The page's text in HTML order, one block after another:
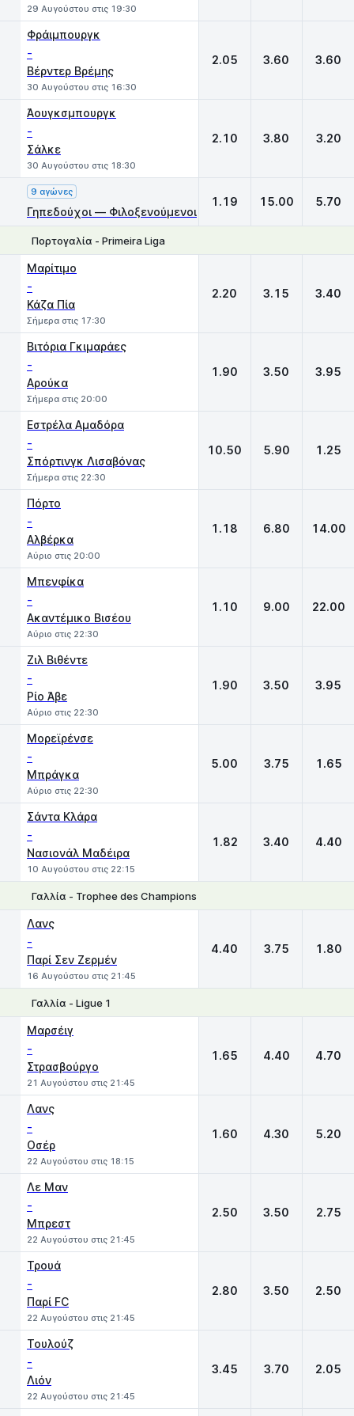
29 Αυγούστου στις 19:30
Φράιμπουργκ
-
Βέρντερ Βρέμης
30 Αυγούστου στις 16:30
2.05 3.60 3.60
Άουγκσμπουργκ
-
Σάλκε
30 Αυγούστου στις 18:30
2.10 3.80 3.20
9 αγώνες
Γηπεδούχοι — Φιλοξενούμενοι
1.19 15.00 5.70
Πορτογαλία - Primeira Liga
Μαρίτιμο
-
Κάζα Πία
Σήμερα στις 17:30
2.20 3.15 3.40
Βιτόρια Γκιμαράες
-
Αρούκα
Σήμερα στις 20:00
1.90 3.50 3.95
Εστρέλα Αμαδόρα
-
Σπόρτινγκ Λισαβόνας
Σήμερα στις 22:30
10.50 5.90 1.25
Πόρτο
-
Αλβέρκα
Αύριο στις 20:00
1.18 6.80 14.00
Μπενφίκα
-
Ακαντέμικο Βισέου
Αύριο στις 22:30
1.10 9.00 22.00
Ζιλ Βιθέντε
-
Ρίο Άβε
Αύριο στις 22:30
1.90 3.50 3.95
Μορεϊρένσε
-
Μπράγκα
Αύριο στις 22:30
5.00 3.75 1.65
Σάντα Κλάρα
-
Νασιονάλ Μαδέιρα
10 Αυγούστου στις 22:15
1.82 3.40 4.40
Γαλλία - Trophee des Champions
Λανς
-
Παρί Σεν Ζερμέν
16 Αυγούστου στις 21:45
4.40 3.75 1.80
Γαλλία - Ligue 1
Μαρσέιγ
-
Στρασβούργο
21 Αυγούστου στις 21:45
1.65 4.40 4.70
Λανς
-
Οσέρ
22 Αυγούστου στις 18:15
1.60 4.30 5.20
Λε Μαν
-
Μπρεστ
22 Αυγούστου στις 21:45
2.50 3.50 2.75
Τρουά
-
Παρί FC
22 Αυγούστου στις 21:45
2.80 3.50 2.50
Τουλούζ
-
Λιόν
22 Αυγούστου στις 21:45
3.45 3.70 2.05